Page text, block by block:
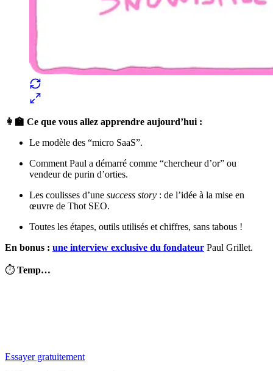
👩‍🏫 Ce que vous allez apprendre aujourd’hui :
Le modèle des “micro SaaS”.
Comment Paul a démarré comme “chercheur d’or” ou
vendeur de purin d’orties.
Les coulisses d’une success story : de l’idée à la mise en
œuvre de Thot SEO.
Toutes les étapes, outils utilisés et chiffres, sans tabous !
En bonus : une interview exclusive du fondateur Paul Grillet.
⏱ Temp…
Essayer gratuitement